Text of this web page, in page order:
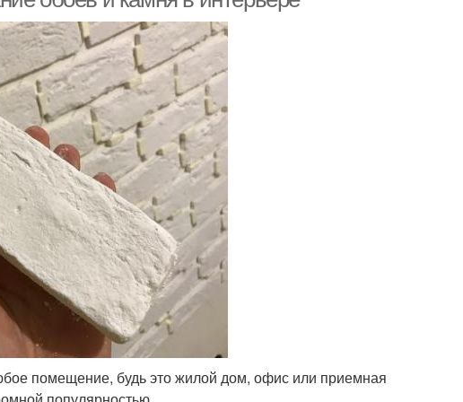
помещение, будь это жилой дом, офис или приемная